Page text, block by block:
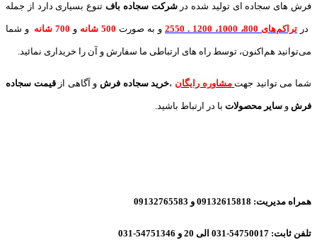
فرش های سجاده ای تولید شده درشرکت سجاده باف تنوع بسیاری دارد از جمله
در تراکم‌های 800، 1000، 1200 . 2550 و به صورت 500 شانه و 700 شانه و شما
می‌توانید هم‌اکنون، توسط راه های ارتباطی ما سفارش و آن را خریداری نمائید.
شما می توانید جهت مشاوره رایگان ،خرید سجاده فرش و آگاهی ازقیمت سجاده
فرش و سایر محصولات با در ارتباط باشید.
همراه مدیریت: 09132615818 و 09132765583
تلفن ثابت: 54750017-031 الی 20 و 54751346-031